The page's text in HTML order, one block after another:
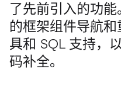
了先前引入的功
的框架组件导航
具和 SQL 支持，
码补全。